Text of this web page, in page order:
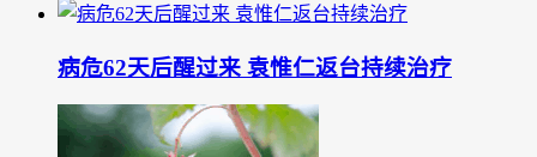
病危62天后醒过来 袁惟仁返台持续治疗